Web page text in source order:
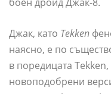
боен дроид Джак-8.
Джак, като Tekken
наясно, е по
в поредицата
новоподобрени